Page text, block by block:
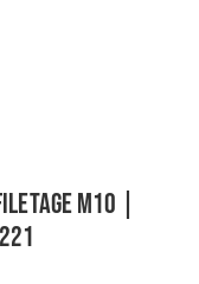
M10 |